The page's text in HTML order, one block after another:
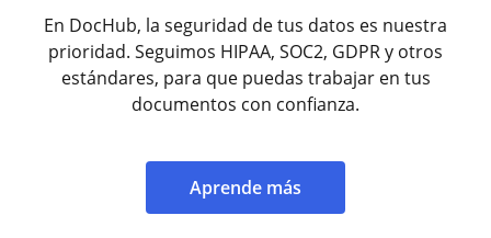
En DocHub, la seguridad de tus datos es nuestra
prioridad. Seguimos HIPAA, SOC2, GDPR y otros
estándares, para que puedas trabajar en tus
documentos con confianza.
Aprende más